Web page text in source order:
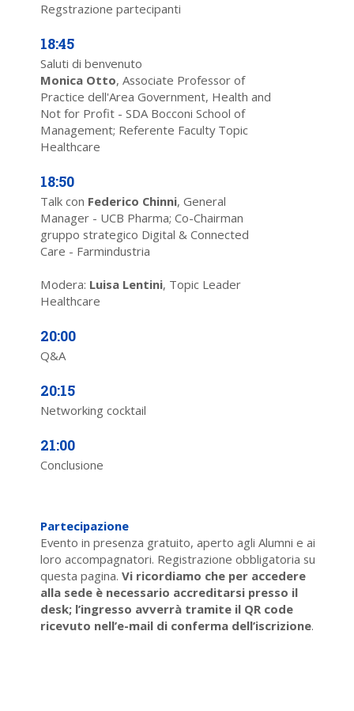
Regstrazione partecipanti
18:45
Saluti di benvenuto
Monica Otto, Associate Professor of
Practice dell'Area Government, Health and
Not for Profit - SDA Bocconi School of
Management; Referente Faculty Topic
Healthcare
18:50
Talk con Federico Chinni, General
Manager - UCB Pharma; Co-Chairman
gruppo strategico Digital & Connected
Care - Farmindustria
Modera: Luisa Lentini, Topic Leader
Healthcare
20:00
Q&A
20:15
Networking cocktail
21:00
Conclusione
Partecipazione
Evento in presenza gratuito, aperto agli Alumni e ai
loro accompagnatori. Registrazione obbligatoria su
questa pagina. Vi ricordiamo che per accedere
alla sede è necessario accreditarsi presso il
desk; l’ingresso avverrà tramite il QR code
ricevuto nell’e-mail di conferma dell’iscrizione.